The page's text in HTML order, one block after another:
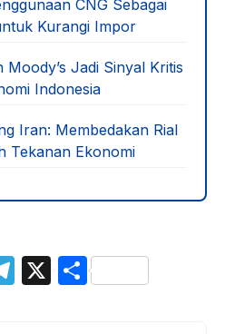
CNG Sebagai
Kurangi Impor
Jadi Sinyal Kritis
Indonesia
Iran: Membedakan Rial
Tekanan Ekonomi
T
X S